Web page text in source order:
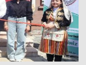
VİDEO GALERİ
KÜNYE
İLETİŞİM